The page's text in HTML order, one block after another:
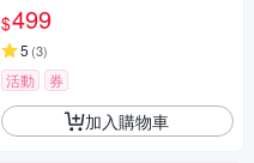
$499
5 (3)
活動 券
加入購物車